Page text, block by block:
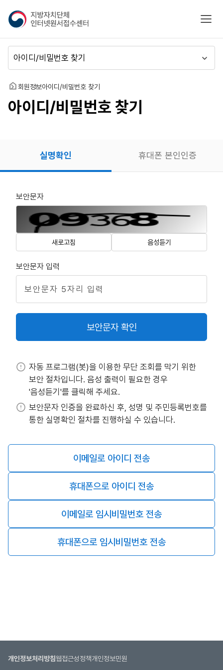
지
방
자
치
단
체
인
넷
터
모바
뉴
동
홈 회원정보아이디/비밀번호 찾기
아이디/비밀번호 찾기
실명확인 휴대폰 본인인증
보안문자
새로고침 음성듣기
보안문자 입력
보안문자 확인
자동 프로그램(봇)을 이용한 무단 조회를 막기 위한
보안 절차입니다. 음성 출력이 필요한 경우
'음성듣기'를 클릭해 주세요.
보안문자 인증을 완료하신 후, 성명 및 주민등록번호를
통한 실명확인 절차를 진행하실 수 있습니다.
이메일로 아이디 전송
휴대폰으로 아이디 전송
이메일로 임시비밀번호 전송
휴대폰으로 임시비밀번호 전송
개인정보처리방침웹접근성정책개인정보민원